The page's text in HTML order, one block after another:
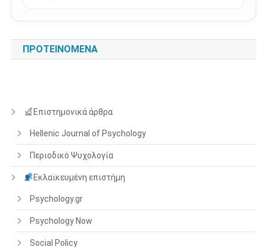
ΠΡΟΤΕΙΝΌΜΕΝΑ
Επιστημονικά άρθρα
Hellenic Journal of Psychology
Περιοδικό Ψυχολογία
Εκλαϊκευμένη επιστήμη
Psychology.gr
Psychology Now
Social Policy